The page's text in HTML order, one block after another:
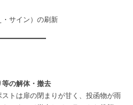
サイン）の刷新
等の解体・撤去
トは扉の閉まりが甘く、投函物が雨